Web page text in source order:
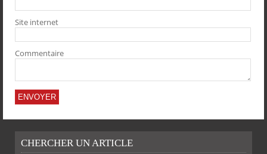
Site internet
Commentaire
CHERCHER UN ARTICLE